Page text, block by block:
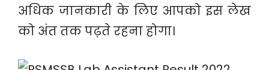
अधिक जानकारी के लिए आपको इस लेख
को अंत तक पढ़ते रहना होगा।